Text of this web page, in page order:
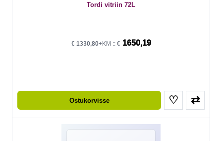
Tordi vitriin 72L
€1330,80+KM :: €1650,19
Ostukorvisse ♡ ⇄